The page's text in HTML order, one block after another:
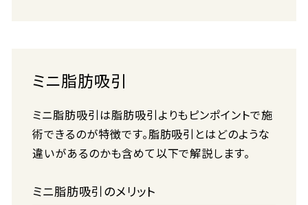
ミニ脂肪吸引
ミニ脂肪吸引は脂肪吸引よりもピンポイントで施
術できるのが特徴です。脂肪吸引とはどのような
違いがあるのかも含めて以下で解説します。
ミニ脂肪吸引のメリット